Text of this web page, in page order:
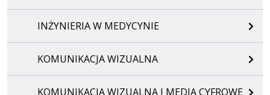
INŻYNIERIA W MEDYCYNIE
KOMUNIKACJA WIZUALNA
KOMUNIKACJA WIZUALNA I MEDIA CYFROWE